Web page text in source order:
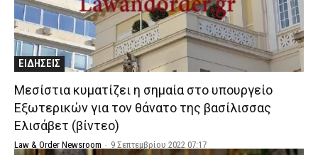
ΕΙΔΗΣΕΙΣ
Μεσίστια κυματίζει η σημαία στο υπουργείο
Εξωτερικών για τον θάνατο της βασίλισσας
Ελισάβετ (βίντεο)
Law & Order Newsroom - 9 Σεπτεμβρίου 2022 07:17